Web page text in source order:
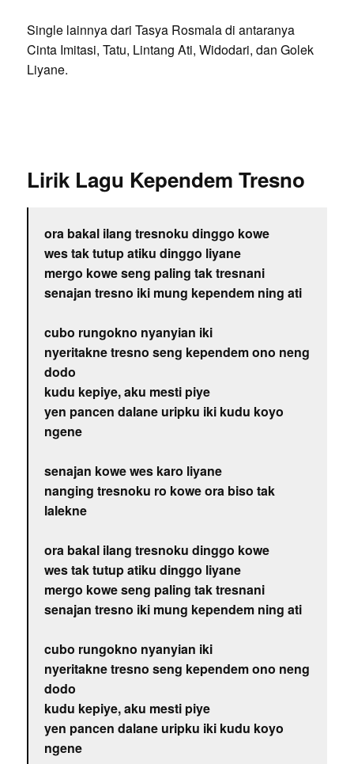
Single lainnya dari Tasya Rosmala di antaranya
Cinta Imitasi, Tatu, Lintang Ati, Widodari, dan Golek
Liyane.
Lirik Lagu Kependem Tresno
ora bakal ilang tresnoku dinggo kowe
wes tak tutup atiku dinggo liyane
mergo kowe seng paling tak tresnani
senajan tresno iki mung kependem ning ati
cubo rungokno nyanyian iki
nyeritakne tresno seng kependem ono neng
dodo
kudu kepiye, aku mesti piye
yen pancen dalane uripku iki kudu koyo
ngene
senajan kowe wes karo liyane
nanging tresnoku ro kowe ora biso tak
lalekne
ora bakal ilang tresnoku dinggo kowe
wes tak tutup atiku dinggo liyane
mergo kowe seng paling tak tresnani
senajan tresno iki mung kependem ning ati
cubo rungokno nyanyian iki
nyeritakne tresno seng kependem ono neng
dodo
kudu kepiye, aku mesti piye
yen pancen dalane uripku iki kudu koyo
ngene